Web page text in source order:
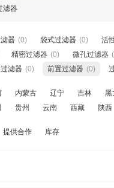
滤器
器 (0) 袋式过滤器 (0) 活
精密过滤器 (0) 微孔过滤器
滤器 (0) 前置过滤器 (0)
内蒙古 辽宁 吉林 黑
贵州 云南 西藏 陕西
提供合作 库存